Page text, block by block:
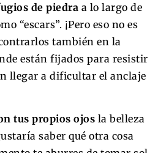
de piedra a lo largo de
“escars”. ¡Pero eso no es
también en la
están fijados para resistir
llegar a dificultar el anclaje
tus propios ojos la belleza
saber qué otra cosa